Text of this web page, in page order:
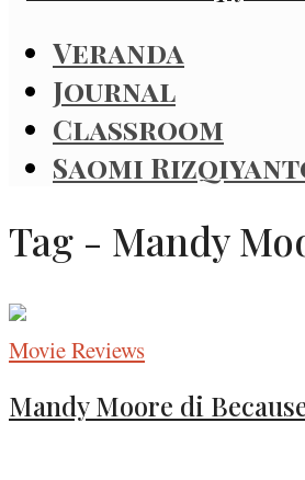
Veranda
Journal
Classroom
Saomi
Tag - Mandy
Movie Reviews
Mandy Moore di